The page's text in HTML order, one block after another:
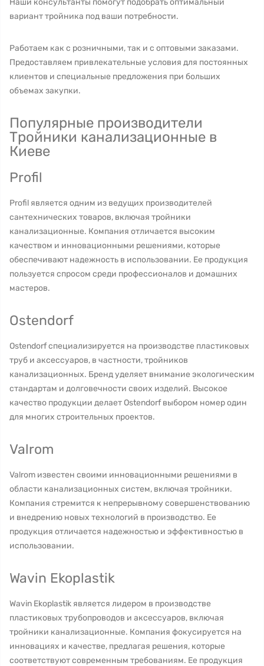
Наши консультанты помогут подобрать оптимальный
вариант тройника под ваши потребности.
Работаем как с розничными, так и с оптовыми заказами.
Предоставляем привлекательные условия для постоянных
клиентов и специальные предложения при больших
объемах закупки.
Популярные производители
Тройники канализационные в
Киеве
Profil
Profil является одним из ведущих производителей
сантехнических товаров, включая тройники
канализационные. Компания отличается высоким
качеством и инновационными решениями, которые
обеспечивают надежность в использовании. Ее продукция
пользуется спросом среди профессионалов и домашних
мастеров.
Ostendorf
Ostendorf специализируется на производстве пластиковых
труб и аксессуаров, в частности, тройников
канализационных. Бренд уделяет внимание экологическим
стандартам и долговечности своих изделий. Высокое
качество продукции делает Ostendorf выбором номер один
для многих строительных проектов.
Valrom
Valrom известен своими инновационными решениями в
области канализационных систем, включая тройники.
Компания стремится к непрерывному совершенствованию
и внедрению новых технологий в производство. Ее
продукция отличается надежностью и эффективностью в
использовании.
Wavin Ekoplastik
Wavin Ekoplastik является лидером в производстве
пластиковых трубопроводов и аксессуаров, включая
тройники канализационные. Компания фокусируется на
инновациях и качестве, предлагая решения, которые
соответствуют современным требованиям. Ее продукция